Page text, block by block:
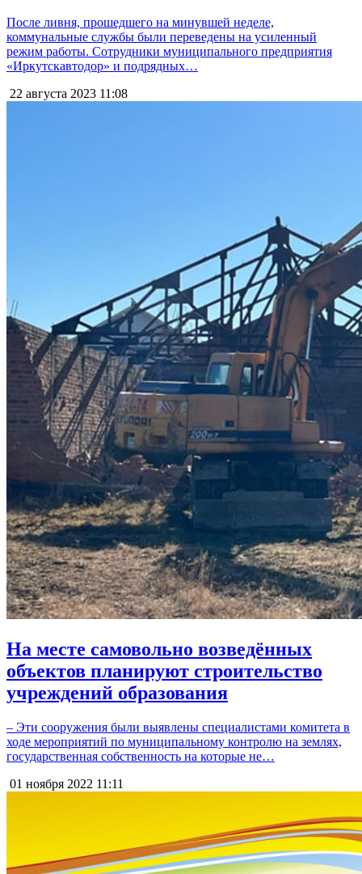
После ливня, прошедшего на минувшей неделе,
коммунальные службы были переведены на усиленный
режим работы. Сотрудники муниципального предприятия
«Иркутскавтодор» и подрядных…
22 августа 2023 11:08
На месте самовольно возведённых
объектов планируют строительство
учреждений образования
– Эти сооружения были выявлены специалистами комитета в
ходе мероприятий по муниципальному контролю на землях,
государственная собственность на которые не…
01 ноября 2022 11:11